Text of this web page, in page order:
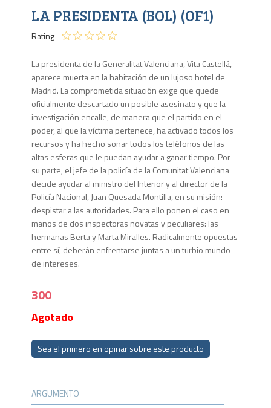
LA PRESIDENTA (BOL) (OF1)
Rating
La presidenta de la Generalitat Valenciana, Vita Castellá,
aparece muerta en la habitación de un lujoso hotel de
Madrid. La comprometida situación exige que quede
oficialmente descartado un posible asesinato y que la
investigación encalle, de manera que el partido en el
poder, al que la víctima pertenece, ha activado todos los
recursos y ha hecho sonar todos los teléfonos de las
altas esferas que le puedan ayudar a ganar tiempo. Por
su parte, el jefe de la policía de la Comunitat Valenciana
decide ayudar al ministro del Interior y al director de la
Policía Nacional, Juan Quesada Montilla, en su misión:
despistar a las autoridades. Para ello ponen el caso en
manos de dos inspectoras novatas y peculiares: las
hermanas Berta y Marta Miralles. Radicalmente opuestas
entre sí, deberán enfrentarse juntas a un turbio mundo
de intereses.
300
Agotado
Sea el primero en opinar sobre este producto
ARGUMENTO